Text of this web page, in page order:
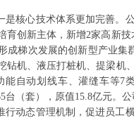
是核心技术体系更加完善
育创新主体，新增2家高新
成梯次发展的创新型产业
钻机、液压打桩机、提梁
自动划线车、灌缝车等7
台（套），原值15.8亿元
行动态管理机制，促进员